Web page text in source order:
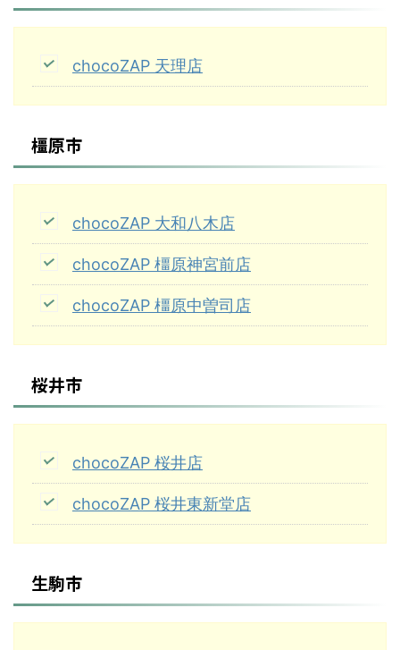
chocoZAP 天理店
橿原市
chocoZAP 大和八木店
chocoZAP 橿原神宮前店
chocoZAP 橿原中曽司店
桜井市
chocoZAP 桜井店
chocoZAP 桜井東新堂店
生駒市